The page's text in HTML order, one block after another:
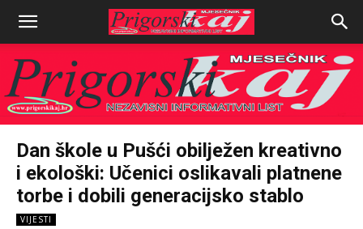
Dan škole u Pušći obilježen kreativno
i ekološki: Učenici oslikavali platnene
torbe i dobili generacijsko stablo
VIJESTI